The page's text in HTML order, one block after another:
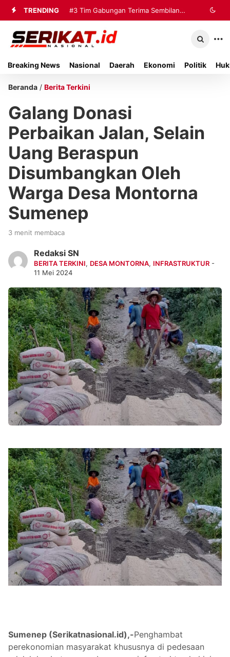
TRENDING #3 Tim Gabungan Terima Sembilan
Korban Evakuasi KM Mutiara Sentosa
Breaking News Nasional Daerah Ekonomi Politik
Beranda / Berita Terkini
Galang Donasi
Perbaikan Jalan, Selain
Uang Beraspun
Disumbangkan Oleh
Warga Desa Montorna
Sumenep
3 menit membaca
Redaksi SN
BERITA TERKINI, DESA MONTORNA, INFRASTRUKTUR -
11 Mei 2024
Sumenep (Serikatnasional.id),-Penghambat
perekonomian masyarakat khususnya di pedesaan